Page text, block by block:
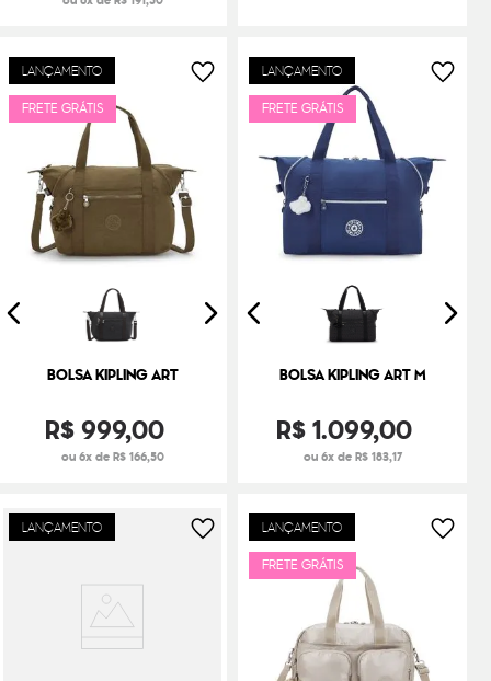
LANÇAMENTO
FRETE GRÁTIS
BOLSA KIPLING ART
R$999,00
ou 6x de R$ 166,50
LANÇAMENTO
FRETE GRÁTIS
BOLSA KIPLING ART M
R$1.099,00
ou 6x de R$ 183,17
LANÇAMENTO LANÇAMENTO
FRETE GRÁTIS